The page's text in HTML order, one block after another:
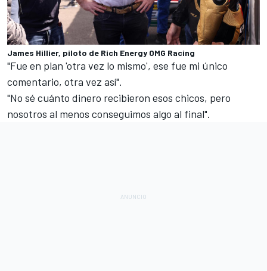
James Hillier, piloto de Rich Energy OMG Racing
"Fue en plan 'otra vez lo mismo', ese fue mi único
comentario, otra vez así".
"No sé cuánto dinero recibieron esos chicos, pero
nosotros al menos conseguimos algo al final".